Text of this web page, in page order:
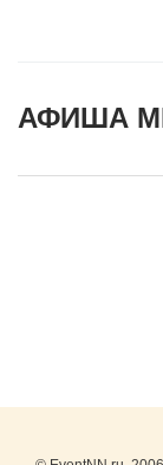
АФИША